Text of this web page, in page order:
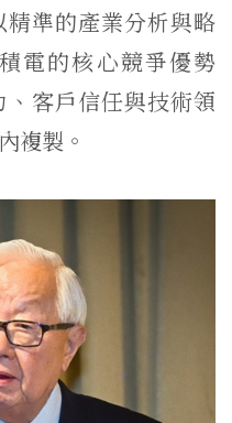
準的產業分析與略
電的核心競爭優勢
客戶信任與技術領
複製。